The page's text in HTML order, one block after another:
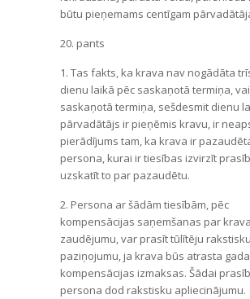
būtu pieņemams centīgam
20. pants
1. Tas fakts, ka krava nav nogādāta
dienu laikā pēc saskaņotā termiņa,
saskaņotā termiņa, sešdesmit dienu
pārvadātājs ir pieņēmis kravu, ir
pierādījums tam, ka krava ir
persona, kurai ir tiesības izvirzīt
uzskatīt to par pazaudētu.
2. Persona ar šādām tiesībām, pēc
kompensācijas saņemšanas par
zaudējumu, var prasīt tūlītēju rakstisku
paziņojumu, ja krava būs atrasta
kompensācijas izmaksas. Šādai
persona dod rakstisku apliecinājumu.